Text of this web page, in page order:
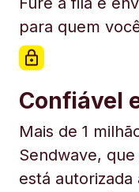
para quem
Confiável
Mais de 1
Sendwave,
está